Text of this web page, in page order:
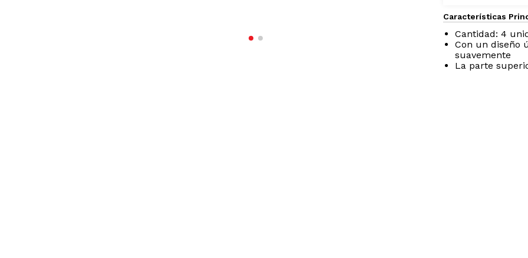
Características
Cantidad: 4
Con un diseño
suavemente
La parte